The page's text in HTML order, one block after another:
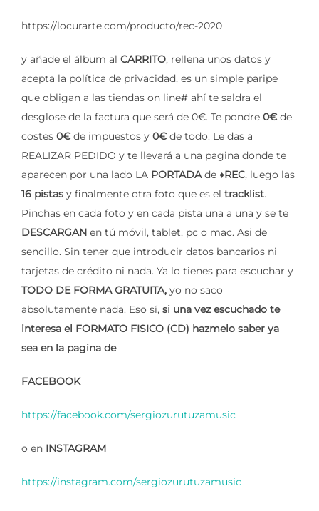
https://locurarte.com/producto/rec-2020
y añade el álbum al CARRITO, rellena unos datos y
acepta la política de privacidad, es un simple paripe
que obligan a las tiendas on line# ahí te saldra el
desglose de la factura que será de 0€. Te pondre 0€ de
costes 0€ de impuestos y 0€ de todo. Le das a
REALIZAR PEDIDO y te llevará a una pagina donde te
aparecen por una lado LA PORTADAde ♦️REC, luego las
16 pistas y finalmente otra foto que es el tracklist.
Pinchas en cada foto y en cada pista una a una y se te
DESCARGAN en tú móvil, tablet, pc o mac. Asi de
sencillo. Sin tener que introducir datos bancarios ni
tarjetas de crédito ni nada. Ya lo tienes para escuchar y
TODO DE FORMA GRATUITA, yo no saco
absolutamente nada. Eso sí, si una vez escuchado te
interesa el FORMATO FISICO (CD) hazmelo saber ya
sea en la pagina de
FACEBOOK
https://facebook.com/sergiozurutuzamusic
o en INSTAGRAM
https://instagram.com/sergiozurutuzamusic